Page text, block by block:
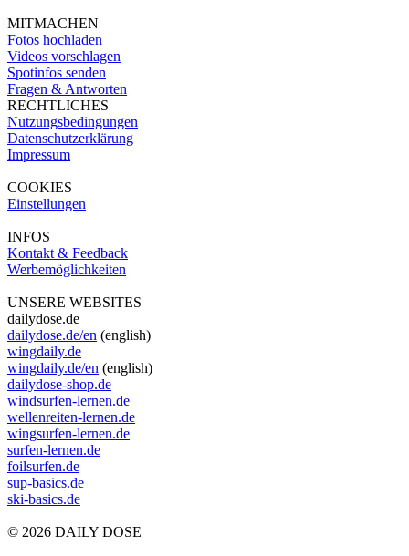
MITMACHEN
Fotos hochladen
Videos vorschlagen
Spotinfos senden
Fragen & Antworten
RECHTLICHES
Nutzungsbedingungen
Datenschutzerklärung
Impressum
COOKIES
Einstellungen
INFOS
Kontakt & Feedback
Werbemöglichkeiten
UNSERE WEBSITES
dailydose.de
dailydose.de/en (english)
wingdaily.de
wingdaily.de/en (english)
dailydose-shop.de
windsurfen-lernen.de
wellenreiten-lernen.de
wingsurfen-lernen.de
surfen-lernen.de
foilsurfen.de
sup-basics.de
ski-basics.de
© 2026 DAILY DOSE